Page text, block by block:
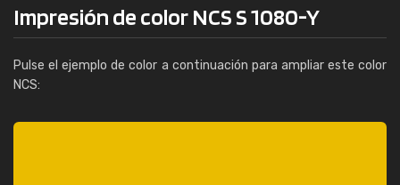
Impresión de color NCS S 1080-Y
Pulse el ejemplo de color a continuación para ampliar este color
NCS: